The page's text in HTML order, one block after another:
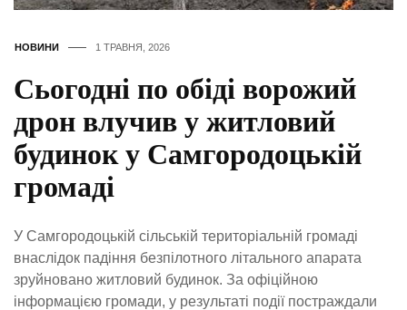
НОВИНИ 1 ТРАВНЯ, 2026
Сьогодні по обіді ворожий
дрон влучив у житловий
будинок у Самгородоцькій
громаді
У Самгородоцькій сільській територіальній громаді
внаслідок падіння безпілотного літального апарата
зруйновано житловий будинок. За офіційною
інформацією громади, у результаті події постраждали